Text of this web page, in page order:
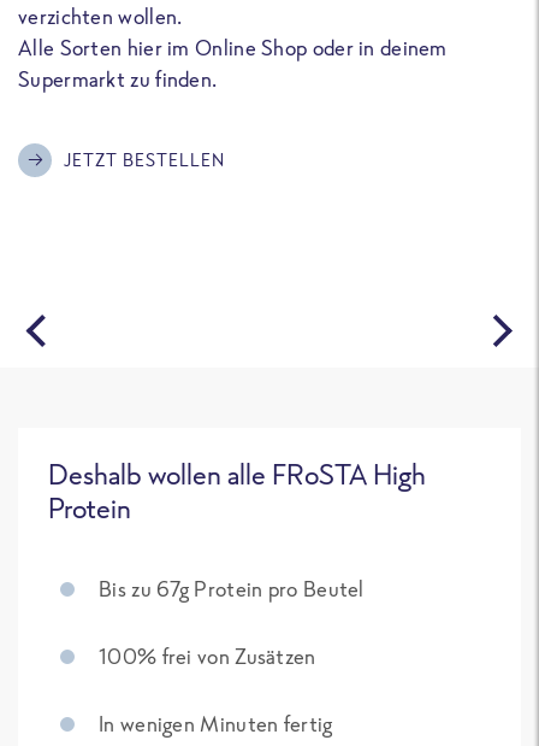
verzichten wollen.
Alle Sorten hier im Online Shop oder in deinem
Supermarkt zu finden.
JETZT BESTELLEN
Deshalb wollen alle FRoSTA High
Protein
Bis zu 67g Protein pro Beutel
100% frei von Zusätzen
In wenigen Minuten fertig